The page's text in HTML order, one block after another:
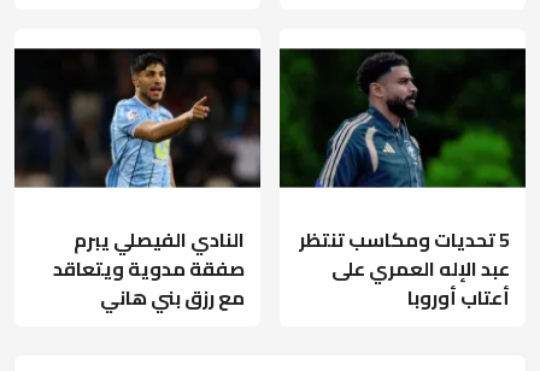
5 تحديات ومكاسب تنتظر
عبد الإله العمري على
أعتاب أوروبا
النادي الفيصلي يبرم
صفقة مدوية ويتعاقد
مع رزق بني هاني